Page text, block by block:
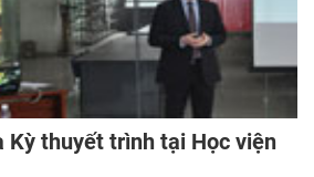
Kỳ thuyết trình tại Học viện